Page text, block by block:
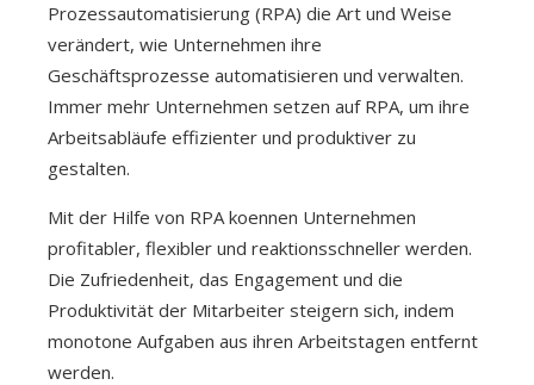
NACHHALTIGKEIT
KARRIERE
Prozessautomatisierung (RPA) die Art und Weise
verändert, wie Unternehmen ihre
Geschäftsprozesse automatisieren und verwalten.
Immer mehr Unternehmen setzen auf RPA, um ihre
Arbeitsabläufe effizienter und produktiver zu
gestalten.
Mit der Hilfe von RPA koennen Unternehmen
profitabler, flexibler und reaktionsschneller werden.
Die Zufriedenheit, das Engagement und die
Produktivität der Mitarbeiter steigern sich, indem
monotone Aufgaben aus ihren Arbeitstagen entfernt
werden.